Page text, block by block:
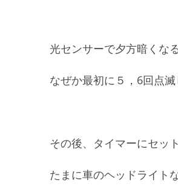
光センサーで夕方暗くな
なぜか最初に５，6回点滅
その後、タイマーにセッ
たまに車のヘッドライト